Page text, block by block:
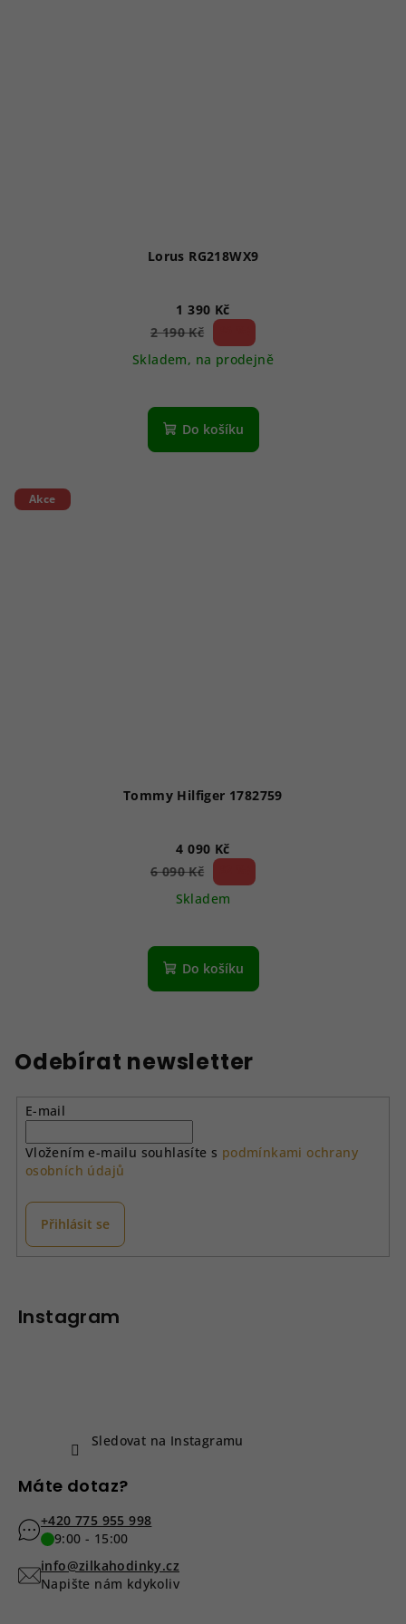
Lorus RG218WX9
1 390 Kč
2 190 Kč
Skladem, na prodejně
Do košíku
Akce
Tommy Hilfiger 1782759
4 090 Kč
6 090 Kč
Skladem
Do košíku
Odebírat newsletter
E-mail
Vložením e-mailu souhlasíte s podmínkami ochrany
osobních údajů
Přihlásit se
Instagram
Sledovat na Instagramu
Máte dotaz?
+420 775 955 998
9:00 - 15:00
info@zilkahodinky.cz
Napište nám kdykoliv